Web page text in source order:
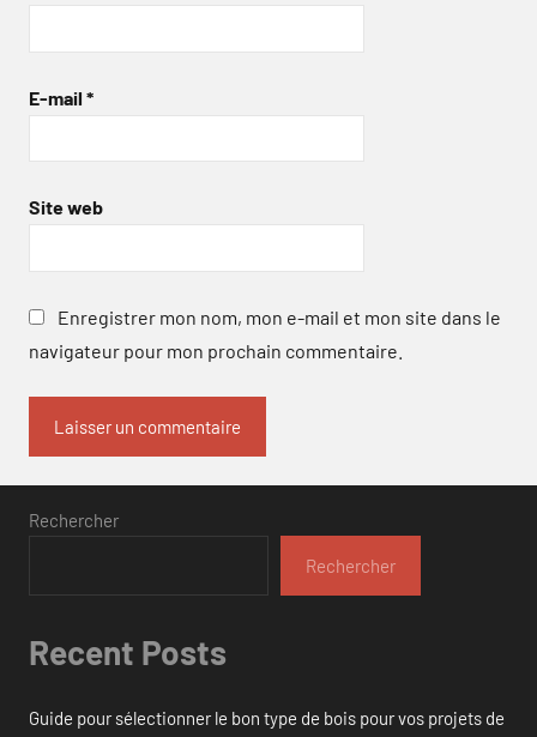
E-mail *
Site web
Enregistrer mon nom, mon e-mail et mon site dans le
navigateur pour mon prochain commentaire.
Rechercher
Rechercher
Recent Posts
Guide pour sélectionner le bon type de bois pour vos projets de